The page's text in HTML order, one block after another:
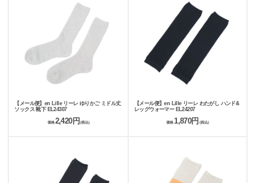
【メール便】en Lille リーレ ゆりかご ミドル丈
ソックス 靴下 EL24307
価格 2,420円 (税込)
【メール便】en Lille リーレ わたがし ハンド&
レッグウォーマー EL24207
価格1,870円 (税込)